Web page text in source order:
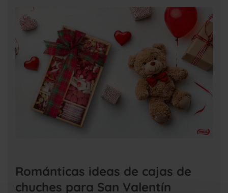
Románticas ideas de cajas de
chuches para San Valentín